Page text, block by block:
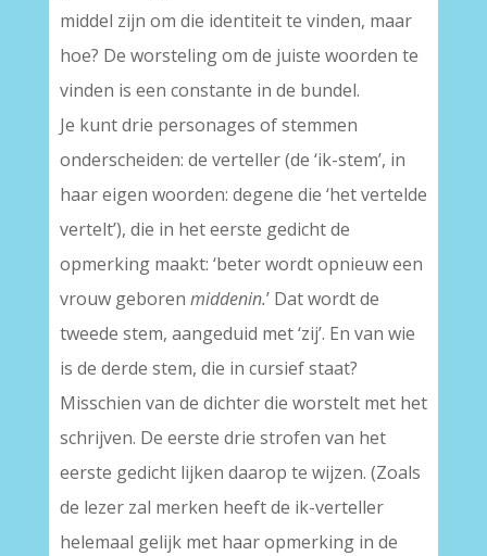
middel zijn om die identiteit te vinden, maar
hoe? De worsteling om de juiste woorden te
vinden is een constante in de bundel.
Je kunt drie personages of stemmen
onderscheiden: de verteller (de ‘ik-stem’, in
haar eigen woorden: degene die ‘het vertelde
vertelt’), die in het eerste gedicht de
opmerking maakt: ‘beter wordt opnieuw een
vrouw geboren middenin.’ Dat wordt de
tweede stem, aangeduid met ‘zij’. En van wie
is de derde stem, die in cursief staat?
Misschien van de dichter die worstelt met het
schrijven. De eerste drie strofen van het
eerste gedicht lijken daarop te wijzen. (Zoals
de lezer zal merken heeft de ik-verteller
helemaal gelijk met haar opmerking in de